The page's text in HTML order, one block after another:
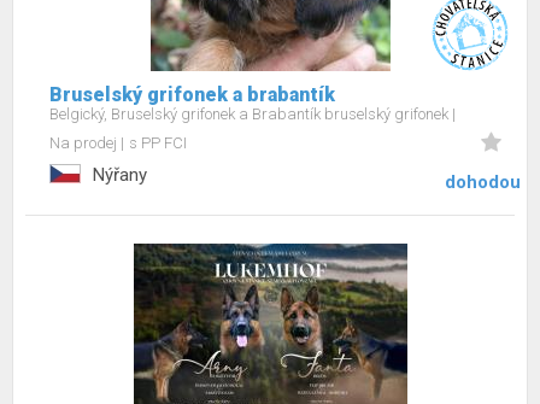
Bruselský grifonek a brabantík
Belgický, Bruselský grifonek a Brabantík bruselský grifonek
Na prodej
s PP FCI
Nýřany dohodou